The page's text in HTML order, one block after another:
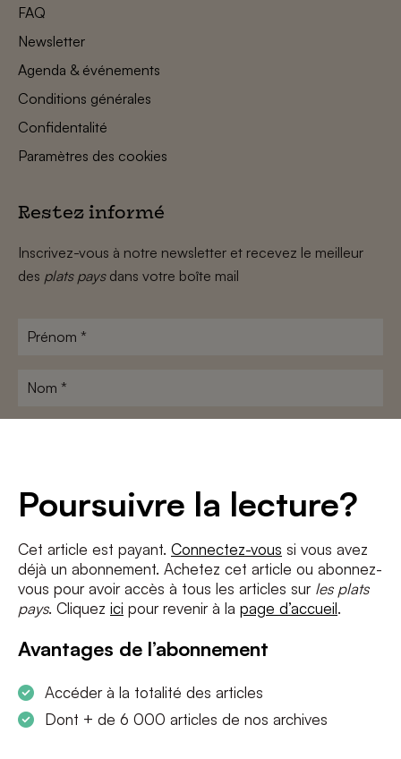
Poursuivre la lecture?
Cet article est payant. Connectez-vous si vous avez
déjà un abonnement. Achetez cet article ou abonnez-
vous pour avoir accès à tous les articles sur les plats
pays. Cliquez ici pour revenir à la page d’accueil.
Avantages de l’abonnement
Accéder à la totalité des articles
Dont + de 6 000 articles de nos archives
FAQ
Newsletter
Agenda & événements
Conditions générales
Confidentalité
Paramètres des cookies
Restez informé
Inscrivez-vous à notre newsletter et recevez le meilleur
des plats paysdans votre boîte mail
Prénom
Nom
J'accepte les termes et conditions etla politique de confidentialité
S'INSCRIRE